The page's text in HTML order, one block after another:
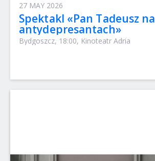
27 MAY 2026
Spektakl «Pan Tadeusz na
antydepresantach»
Bydgoszcz, 18:00, Kinoteatr Adria